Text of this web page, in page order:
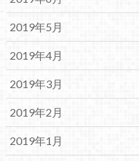
2019年5月
2019年4月
2019年3月
2019年2月
2019年1月